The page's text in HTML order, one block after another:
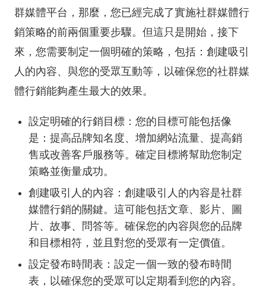
群媒體平台，那麼，您已經完成了實施社群媒體行
銷策略的前兩個重要步驟。但這只是開始，接下
來，您需要制定一個明確的策略，包括：創建吸引
人的內容、與您的受眾互動等，以確保您的社群媒
體行銷能夠產生最大的效果。
設定明確的行銷目標：您的目標可能包括像
是：提高品牌知名度、增加網站流量、提高銷
售或改善客戶服務等。確定目標將幫助您制定
策略並衡量成功。
創建吸引人的內容：創建吸引人的內容是社群
媒體行銷的關鍵。這可能包括文章、影片、圖
片、故事、問答等。確保您的內容與您的品牌
和目標相符，並且對您的受眾有一定價值。
設定發布時間表：設定一個一致的發布時間
表，以確保您的受眾可以定期看到您的內容。